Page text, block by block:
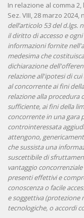
In relazione al comma 2,
Sez. VIII, 28 marzo
dell’articolo 53 del d.lgs.
il diritto di accesso e
informazioni fornite
medesima che
dichiarazione
relazione all'ipotesi di
al concorrente ai fini
relazione alla procedura
sufficiente, ai fini della
concorrente in una gara
controinteressata
attengono,
che sussista una
suscettibile di
vantaggio
presenti effettivi e
conoscenza o facile
e soggettiva (protezione
tecnologiche, o accordi